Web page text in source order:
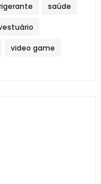
saúde
video game